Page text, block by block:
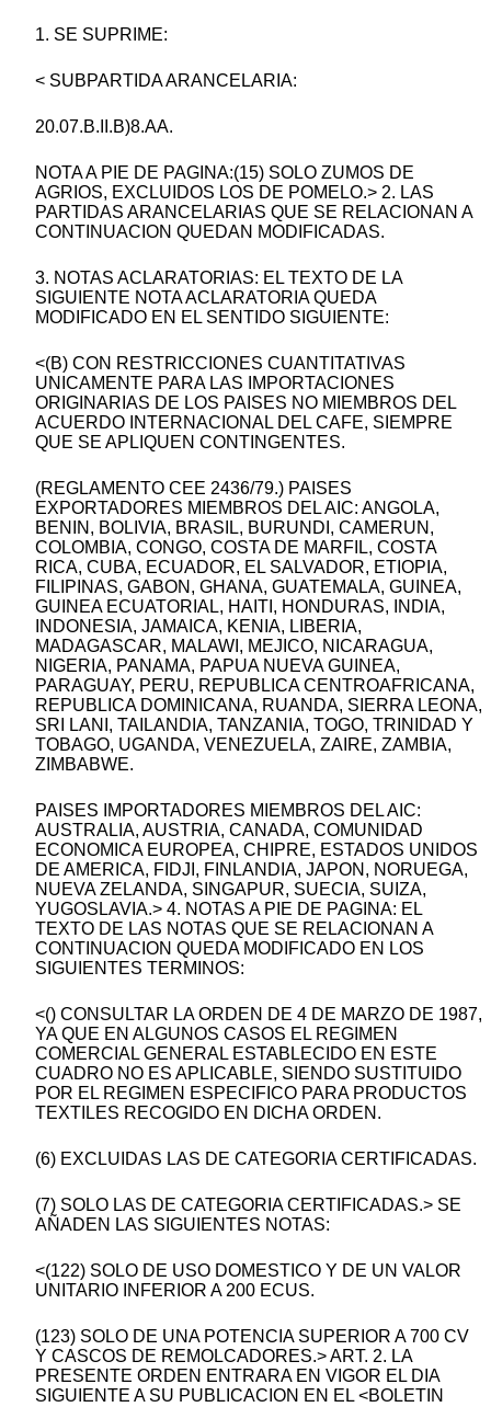
1. SE SUPRIME:
< SUBPARTIDA ARANCELARIA:
20.07.B.II.B)8.AA.
NOTA A PIE DE PAGINA:(15) SOLO ZUMOS DE
AGRIOS, EXCLUIDOS LOS DE POMELO.> 2. LAS
PARTIDAS ARANCELARIAS QUE SE RELACIONAN A
CONTINUACION QUEDAN MODIFICADAS.
3. NOTAS ACLARATORIAS: EL TEXTO DE LA
SIGUIENTE NOTA ACLARATORIA QUEDA
MODIFICADO EN EL SENTIDO SIGUIENTE:
<(B) CON RESTRICCIONES CUANTITATIVAS
UNICAMENTE PARA LAS IMPORTACIONES
ORIGINARIAS DE LOS PAISES NO MIEMBROS DEL
ACUERDO INTERNACIONAL DEL CAFE, SIEMPRE
QUE SE APLIQUEN CONTINGENTES.
(REGLAMENTO CEE 2436/79.) PAISES
EXPORTADORES MIEMBROS DEL AIC: ANGOLA,
BENIN, BOLIVIA, BRASIL, BURUNDI, CAMERUN,
COLOMBIA, CONGO, COSTA DE MARFIL, COSTA
RICA, CUBA, ECUADOR, EL SALVADOR, ETIOPIA,
FILIPINAS, GABON, GHANA, GUATEMALA, GUINEA,
GUINEA ECUATORIAL, HAITI, HONDURAS, INDIA,
INDONESIA, JAMAICA, KENIA, LIBERIA,
MADAGASCAR, MALAWI, MEJICO, NICARAGUA,
NIGERIA, PANAMA, PAPUA NUEVA GUINEA,
PARAGUAY, PERU, REPUBLICA CENTROAFRICANA,
REPUBLICA DOMINICANA, RUANDA, SIERRA LEONA,
SRI LANI, TAILANDIA, TANZANIA, TOGO, TRINIDAD Y
TOBAGO, UGANDA, VENEZUELA, ZAIRE, ZAMBIA,
ZIMBABWE.
PAISES IMPORTADORES MIEMBROS DEL AIC:
AUSTRALIA, AUSTRIA, CANADA, COMUNIDAD
ECONOMICA EUROPEA, CHIPRE, ESTADOS UNIDOS
DE AMERICA, FIDJI, FINLANDIA, JAPON, NORUEGA,
NUEVA ZELANDA, SINGAPUR, SUECIA, SUIZA,
YUGOSLAVIA.> 4. NOTAS A PIE DE PAGINA: EL
TEXTO DE LAS NOTAS QUE SE RELACIONAN A
CONTINUACION QUEDA MODIFICADO EN LOS
SIGUIENTES TERMINOS:
<() CONSULTAR LA ORDEN DE 4 DE MARZO DE 1987,
YA QUE EN ALGUNOS CASOS EL REGIMEN
COMERCIAL GENERAL ESTABLECIDO EN ESTE
CUADRO NO ES APLICABLE, SIENDO SUSTITUIDO
POR EL REGIMEN ESPECIFICO PARA PRODUCTOS
TEXTILES RECOGIDO EN DICHA ORDEN.
(6) EXCLUIDAS LAS DE CATEGORIA CERTIFICADAS.
(7) SOLO LAS DE CATEGORIA CERTIFICADAS.> SE
AÑADEN LAS SIGUIENTES NOTAS:
<(122) SOLO DE USO DOMESTICO Y DE UN VALOR
UNITARIO INFERIOR A 200 ECUS.
(123) SOLO DE UNA POTENCIA SUPERIOR A 700 CV
Y CASCOS DE REMOLCADORES.> ART. 2. LA
PRESENTE ORDEN ENTRARA EN VIGOR EL DIA
SIGUIENTE A SU PUBLICACION EN EL <BOLETIN